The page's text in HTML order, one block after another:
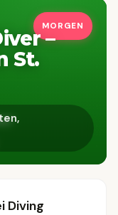
MORGEN
–
St.
Diving